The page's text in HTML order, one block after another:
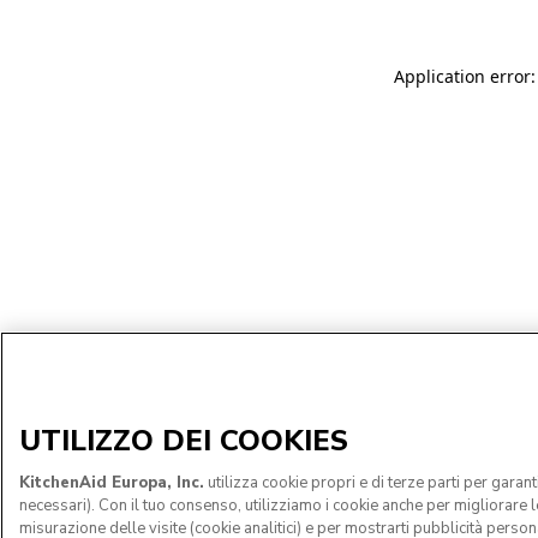
Application
UTILIZZO DEI COOKIES
KitchenAid Europa, Inc. utilizza cookie propri e di terze parti per
necessari). Con il tuo consenso, utilizziamo i cookie anche per
misurazione delle visite (cookie analitici) e per mostrarti pubblicità